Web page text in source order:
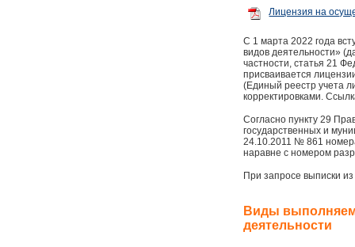
Лицензия на
С 1 марта 2022 года
видов деятельности»
частности, статья 21
присваивается
(Единый реестр учета
корректировками.
Согласно пункту 29
государственных и
24.10.2011 № 861
наравне с номером
При запросе выписки
Виды
деятельности